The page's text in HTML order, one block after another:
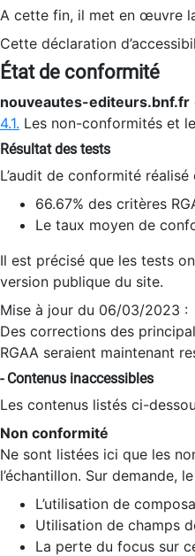
A cette fin, il met en œuvre
Cette déclaration
État de conformité
nouveautes-editeurs.bnf.fr
4.1. Les non-conformités et
Résultat des tests
L’audit de conformité
66.67% des critères
Le taux moyen de
Il est précisé que les tests
version publique du site.
Mise à jour du 06/03/2023 :
Des corrections des
RGAA seraient maintenant
- Contenus inaccessibles
Les contenus listés ci-
Non conformité
Ne sont listées ici que les
l’échantillon. Sur demande,
L’utilisation de
Utilisation de champs
La perte du focus sur